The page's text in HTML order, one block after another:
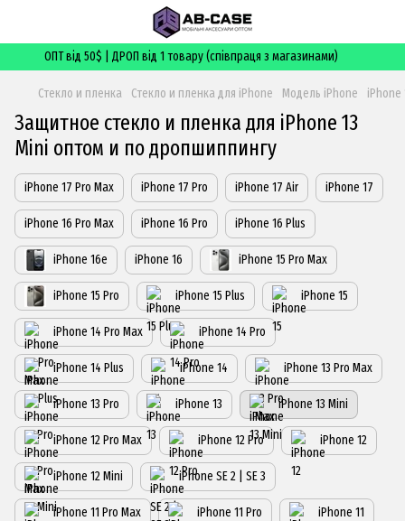
ОПТ від 50$ | ДРОП від 1 товару (співпраця з магазинами)
Стекло и пленка Стекло и пленка для iPhone Модель iPhone iPhone
Защитное стекло и пленка для iPhone 13
Mini оптом и по дропшиппингу
iPhone 17 Pro Max iPhone 17 Pro iPhone 17 Air iPhone 17
iPhone 16 Pro Max iPhone 16 Pro iPhone 16 Plus
iPhone 16e iPhone 16 iPhone 15 Pro Max
iPhone 15 Pro iPhone 15 Plus iPhone 15
iPhone 14 Pro Max iPhone 14 Pro
iPhone 14 Plus iPhone 14 iPhone 13 Pro Max
iPhone 13 Pro iPhone 13 iPhone 13 Mini
iPhone 12 Pro Max iPhone 12 Pro iPhone 12
iPhone 12 Mini iPhone SE 2 | SE 3
iPhone 11 Pro Max iPhone 11 Pro iPhone 11